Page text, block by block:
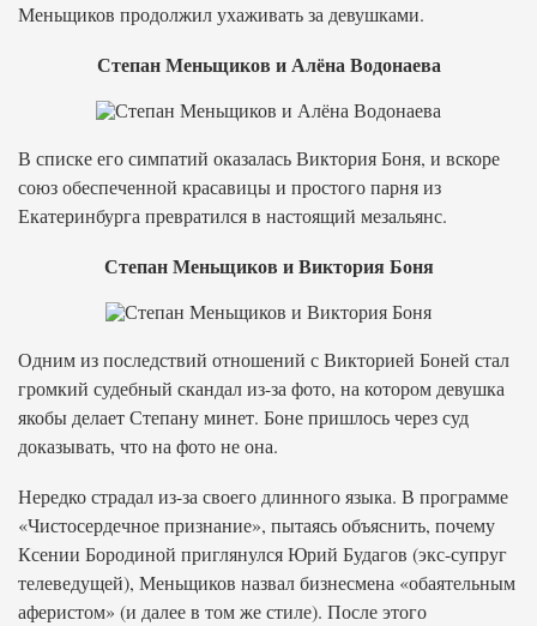
Меньщиков продолжил ухаживать за девушками.
Степан Меньщиков и Алёна Водонаева
В списке его симпатий оказалась Виктория Боня, и вскоре
союз обеспеченной красавицы и простого парня из
Екатеринбурга превратился в настоящий мезальянс.
Степан Меньщиков и Виктория Боня
Одним из последствий отношений с Викторией Боней стал
громкий судебный скандал из-за фото, на котором девушка
якобы делает Степану минет. Боне пришлось через суд
доказывать, что на фото не она.
Нередко страдал из-за своего длинного языка. В программе
«Чистосердечное признание», пытаясь объяснить, почему
Ксении Бородиной приглянулся Юрий Будагов (экс-супруг
телеведущей), Меньщиков назвал бизнесмена «обаятельным
аферистом» (и далее в том же стиле). После этого